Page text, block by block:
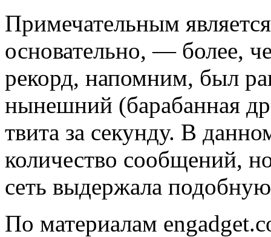
Примечательным
основательно, — более,
рекорд, напомним, был
нынешний (барабанная
твита за секунду. В
количество сообщений,
сеть выдержала подобную
По материалам